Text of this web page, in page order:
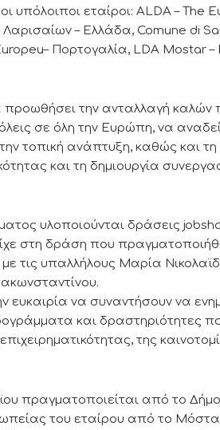
υπόλοιποι εταίροι: ALDA –
– Ελλάδα, Comune di
Πορτογαλία, LDA Mostar
προωθήσει την ανταλλαγή καλών
σε όλη την Ευρώπη, να
τοπική ανάπτυξη, καθώς και
και τη δημιουργία
υλοποιούνται δράσεις
στη δράση που
με τις υπαλλήλους Μαρία
ευκαιρία να συναντήσουν να
και δραστηριότητες
της
πραγματοποιείται από το
του εταίρου από το